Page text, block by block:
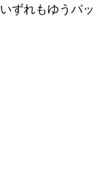
ずれもゆうパッ